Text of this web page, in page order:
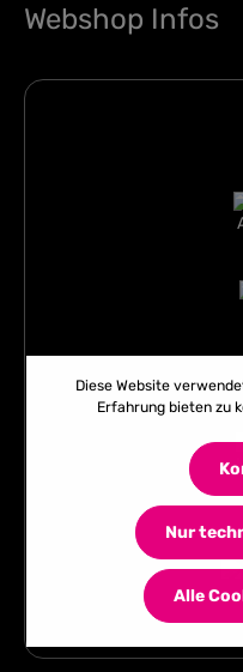
Webshop Infos
Diese Website
Erfahrung bieten zu
Nur
Alle